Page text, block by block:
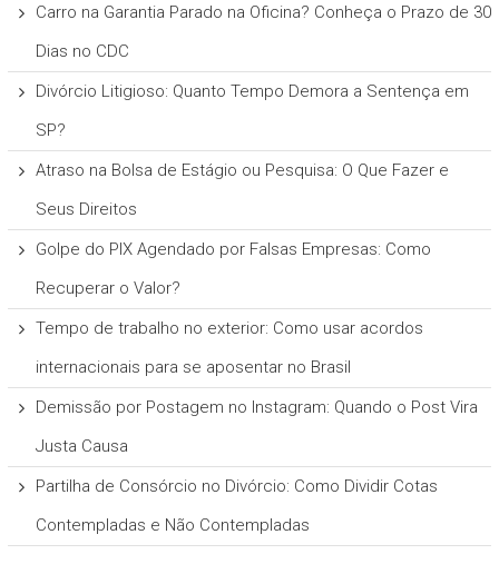
Carro na Garantia Parado na Oficina? Conheça o Prazo de 30
Dias no CDC
Divórcio Litigioso: Quanto Tempo Demora a Sentença em
SP?
Atraso na Bolsa de Estágio ou Pesquisa: O Que Fazer e
Seus Direitos
Golpe do PIX Agendado por Falsas Empresas: Como
Recuperar o Valor?
Tempo de trabalho no exterior: Como usar acordos
internacionais para se aposentar no Brasil
Demissão por Postagem no Instagram: Quando o Post Vira
Justa Causa
Partilha de Consórcio no Divórcio: Como Dividir Cotas
Contempladas e Não Contempladas